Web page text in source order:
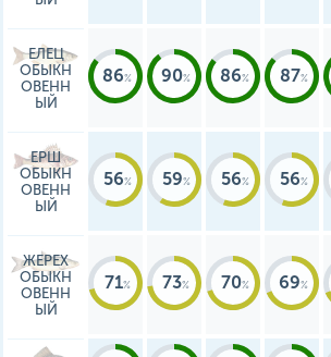
ЕЛЕЦ
ОБЫКН
ОВЕНН
ЫЙ
86 90 86 87
ЕРШ
ОБЫКН
ОВЕНН
ЫЙ
56 59 56 56
ЖЕРЕХ
ОБЫКН
ОВЕНН
ЫЙ
71 73 70 69